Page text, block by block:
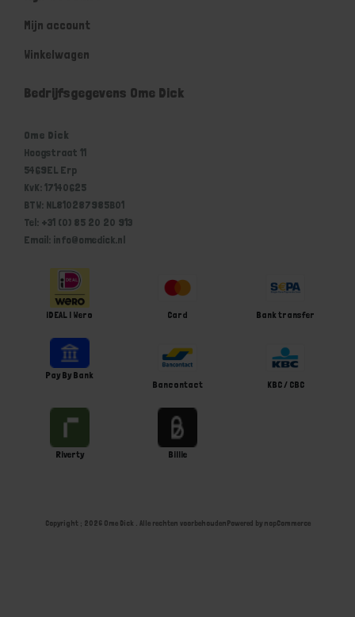
Mijn account
Winkelwagen
Bedrijfsgegevens Ome Dick
Ome Dick
Hoogstraat 11
5469EL Erp
KvK: 17140625
BTW: NL810287985B01
Tel: +31 (0) 85 20 20 913
Email: info@omedick.nl
iDEAL | Wero Card Bank transfer
Pay By Bank
Bancontact
KBC / CBC
Riverty Billie
Copyright ; 2026 Ome Dick . Alle rechten voorbehoudenPowered by nopCommerce